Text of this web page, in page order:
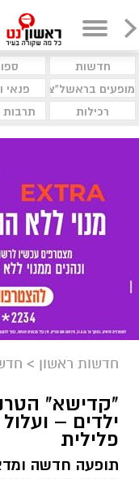
חדשות
מופעים בראשל"צ
פנאי
רכילות
תרבות
חדשות ראשון >
"קדישא"
ילדים –
פלילית
תופעה חדשה